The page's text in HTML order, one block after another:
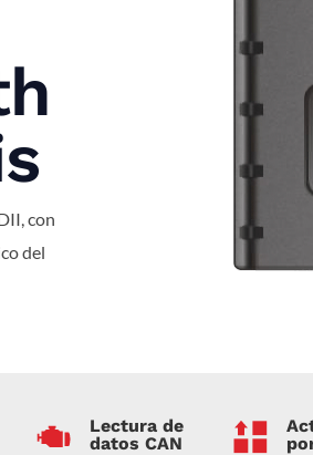
con
del
Lectura de
datos CAN